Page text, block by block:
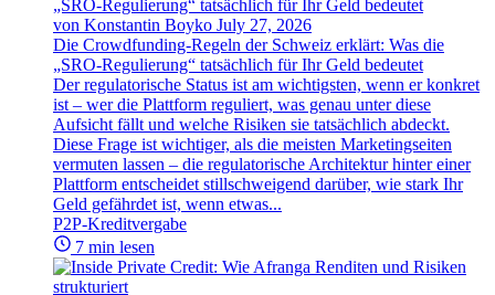
von Konstantin Boyko July 27, 2026
Die Crowdfunding-Regeln der Schweiz erklärt: Was die
„SRO-Regulierung“ tatsächlich für Ihr Geld bedeutet
Der regulatorische Status ist am wichtigsten, wenn er konkret
ist – wer die Plattform reguliert, was genau unter diese
Aufsicht fällt und welche Risiken sie tatsächlich abdeckt.
Diese Frage ist wichtiger, als die meisten Marketingseiten
vermuten lassen – die regulatorische Architektur hinter einer
Plattform entscheidet stillschweigend darüber, wie stark Ihr
Geld gefährdet ist, wenn etwas...
P2P-Kreditvergabe
7 min lesen